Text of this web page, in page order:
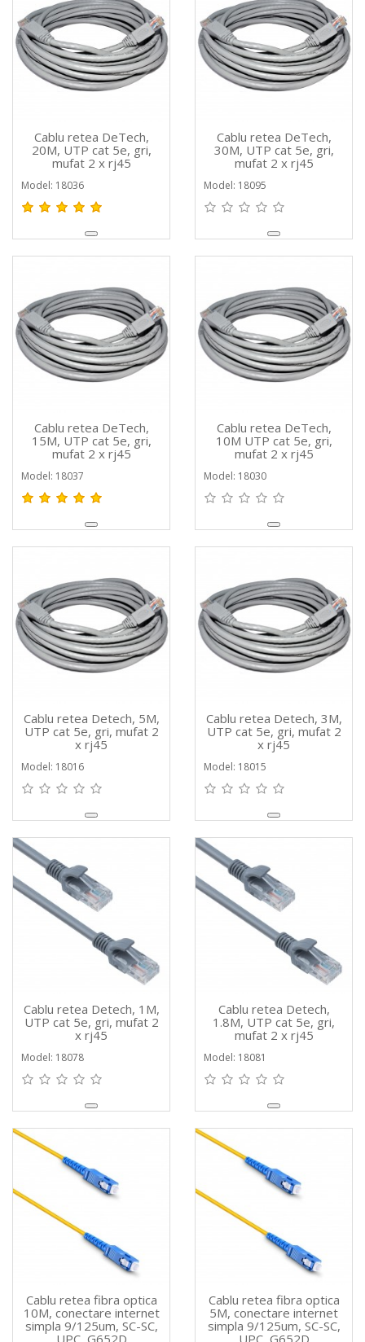
Cablu retea DeTech,
20M, UTP cat 5e, gri,
mufat 2 x rj45
Model: 18036
Cablu retea DeTech,
30M, UTP cat 5e, gri,
mufat 2 x rj45
Model: 18095
Cablu retea DeTech,
15M, UTP cat 5e, gri,
mufat 2 x rj45
Model: 18037
Cablu retea DeTech,
10M UTP cat 5e, gri,
mufat 2 x rj45
Model: 18030
Cablu retea Detech, 5M,
UTP cat 5e, gri, mufat 2
x rj45
Model: 18016
Cablu retea Detech, 3M,
UTP cat 5e, gri, mufat 2
x rj45
Model: 18015
Cablu retea Detech, 1M,
UTP cat 5e, gri, mufat 2
x rj45
Model: 18078
Cablu retea Detech,
1.8M, UTP cat 5e, gri,
mufat 2 x rj45
Model: 18081
Cablu retea fibra optica
10M, conectare internet
simpla 9/125um, SC-SC,
UPC, G652D
Cablu retea fibra optica
5M, conectare internet
simpla 9/125um, SC-SC,
UPC, G652D